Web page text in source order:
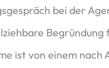
bei der
ist von einem